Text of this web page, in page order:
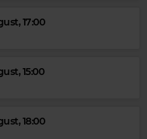
17:00
15:00
18:00